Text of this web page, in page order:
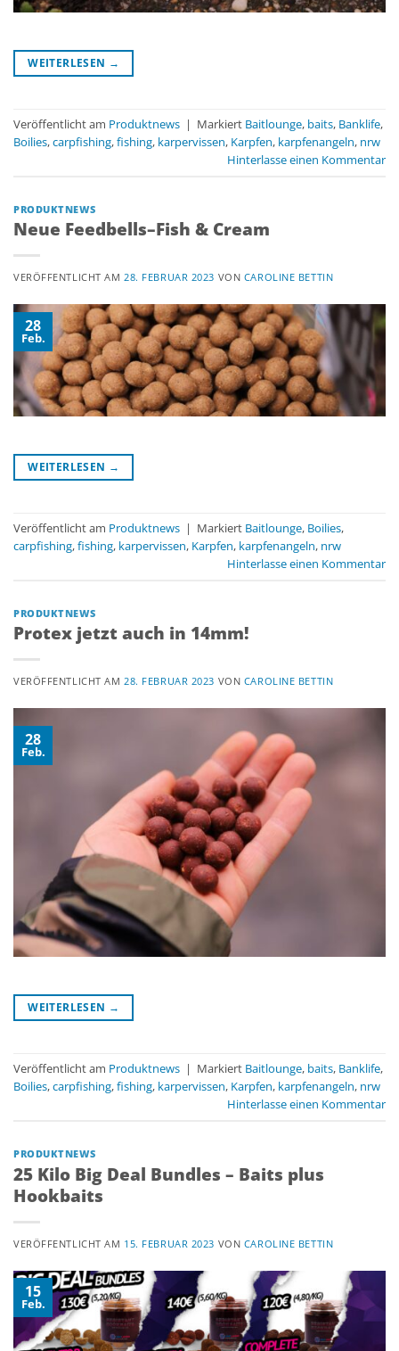
WEITERLESEN →
Veröffentlicht am Produktnews | Markiert Baitlounge, baits, Banklife,
Boilies,carpfishing,fishing, karpervissen, Karpfen, karpfenangeln, nrw
Hinterlasse einen Kommentar
PRODUKTNEWS
Neue Feedbells–Fish & Cream
VERÖFFENTLICHT AM28. FEBRUAR 2023 VON CAROLINE BETTIN
28
Feb.
WEITERLESEN →
Veröffentlicht am Produktnews | Markiert Baitlounge, Boilies,
carpfishing,fishing, karpervissen, Karpfen, karpfenangeln, nrw
Hinterlasse einen Kommentar
PRODUKTNEWS
Protex jetzt auch in 14mm!
VERÖFFENTLICHT AM28. FEBRUAR 2023 VON CAROLINE BETTIN
28
Feb.
WEITERLESEN →
Veröffentlicht am Produktnews | Markiert Baitlounge, baits, Banklife,
Boilies,carpfishing,fishing, karpervissen, Karpfen, karpfenangeln, nrw
Hinterlasse einen Kommentar
PRODUKTNEWS
25 Kilo Big Deal Bundles – Baits plus
Hookbaits
VERÖFFENTLICHT AM 15. FEBRUAR 2023 VON CAROLINE BETTIN
15
Feb.